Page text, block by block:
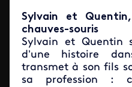
Sylvain et
chauves-souris
Sylvain et Quentin
d’une histoire
transmet à son fils
sa profession :